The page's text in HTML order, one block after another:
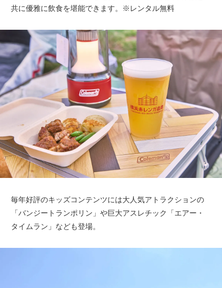
共に優雅に飲食を堪能できます。※レンタル無料
毎年好評のキッズコンテンツには大人気アトラクションの
「バンジートランポリン」や巨大アスレチック「エアー・
タイムラン」なども登場。